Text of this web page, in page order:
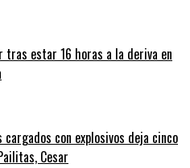
tras estar 16 horas a la deriva en
con explosivos deja cinco
Cesar